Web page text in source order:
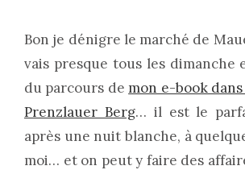
Bon je dénigre le marché de
vais presque tous les
du parcours de mon e-book
Prenzlauer Berg… il est le
après une nuit blanche, à
moi… et on peut y faire des